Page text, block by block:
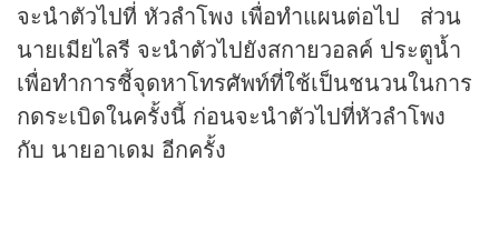
จะนำตัวไปที่ หัวลำโพง เพื่อทำแผนต่อไป ส่วน
นายเมียไลรี จะนำตัวไปยังสกายวอลค์ ประตูน้ำ
เพื่อทำการชี้จุดหาโทรศัพท์ที่ใช้เป็นชนวนในการ
กดระเบิดในครั้งนี้ ก่อนจะนำตัวไปที่หัวลำโพง
กับ นายอาเดม อีกครั้ง